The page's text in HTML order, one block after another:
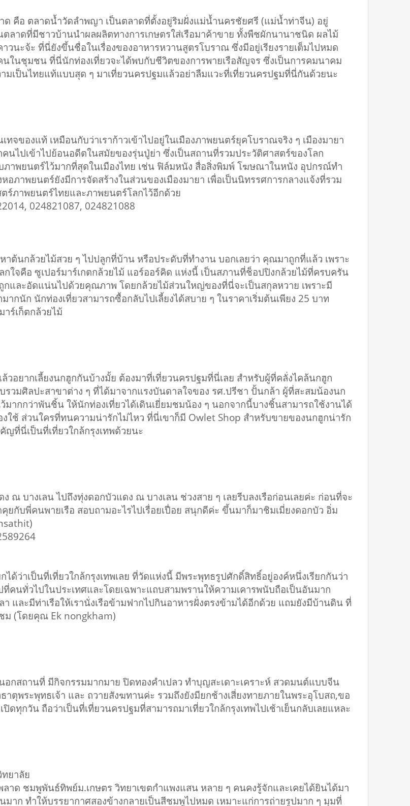
ด คือ ตลาดน้ำวัดลำพญา เป็นตลาดที่ตั้งอยู่ริมฝั่งแม่น้ำนครชัยศรี (แม่น้ำท่าจีน) อยู่
ลาดที่มีชาวบ้านนำผลผลิตทางการเกษตรใส่เรือมาค้าขาย ทั้งพืชผักนานาชนิด ผลไม้
วนะจ้ะ ที่นี่ยังขึ้นชื่อในเรื่องของอาหารหวานสูตรโบราณ ซึ่งมีอยู่เรียงรายเต็มไปหมด
นในชุมชน ที่นี่นักท่องเที่ยวจะได้พบกับชีวิตของการพายเรือสัญจร ซึ่งเป็นการคมนาคม
มเป็นไทยแท้แบบสุด ๆ มาเที่ยวนครปฐมแล้วอย่าลืมแวะที่เที่ยวนครปฐมที่นี่กันด้วยนะ
จของแท้ เหมือนกับว่าเราก้าวเข้าไปอยู่ในเมืองภาพยนตร์ยุคโบราณจริง ๆ เมืองมายา
นไปเข้าไปย้อนอดีตในสมัยของรุ่นปู่ย่า ซึ่งเป็นสถานที่รวมประวัติศาสตร์ของโลก
ภาพยนตร์ไว้มากที่สุดในเมืองไทย เช่น ฟิล์มหนัง สื่อสิ่งพิมพ์ โฆษณาในหนัง อุปกรณ์ทำ
อภาพยนตร์ยังมีการจัดสร้างในส่วนของเมืองมายา เพื่อเป็นนิทรรศการกลางแจ้งที่รวม
ร์ภาพยนตร์ไทยและภาพยนตร์โลกไว้อีกด้วย
024821087, 024821088
าต้นกล้วยไม้สวย ๆ ไปปลูกที่บ้าน หรือประดับที่ทำงาน บอกเลยว่า คุณมาถูกที่แล้ว เพราะ
ใจคือ ซูเปอร์มาร์เกตกล้วยไม้ แอร์ออร์คิด แห่งนี้ เป็นสภานที่ช็อปปิงกล้วยไม้ที่ครบครัน
กและอัดแน่นไปด้วยคุณภาพ โดยกล้วยไม้ส่วนใหญ่ของที่นี่จะเป็นสกุลหวาย เพราะมี
กนัก นักท่องเที่ยวสามารถซื้อกลับไปเลี้ยงได้สบาย ๆ ในราคาเริ่มต้นเพียง 25 บาท
าร์เก็ตกล้วยไม้
ล้วอยากเลี้ยงนกฮูกกันบ้างมั้ย ต้องมาที่เที่ยวนครปฐมที่นี่เลย สำหรับผู้ที่คลั่งไคล้นกฮูก
วมศิลปะสาขาต่าง ๆ ที่ได้มาจากแรงบันดาลใจของ รศ.ปรีชา ปั้นกล้า ผู้ที่สะสมน้องนก
มากกว่าพันชิ้น ให้นักท่องเที่ยวได้เดินเยี่ยมชมน้อง ๆ นอกจากนี้บางชิ้นสามารถใช้งานได้
ใช้ ส่วนใครที่ทนความน่ารักไม่ไหว ที่นี่เขาก็มี Owlet Shop สำหรับขายของนกฮูกน่ารัก
ที่นี่เป็นที่เที่ยวใกล้กรุงเทพด้วยนะ
ณ บางเลน ไปถึงทุ่งดอกบัวแดง​ ณ​ บางเลน ช่วงสาย​ ๆ​ เลยรีบลงเรือก่อนเลยค่ะ​ ก่อนที่จะ
ยกับพี่คนพายเรือ​ สอบถาม​อะไรไปเรื่อยเปื่อย​ สนุก​ดีค่ะ​ ขึ้นมาก็มาชิมเมี่ยงดอกบัว​ อิ่ม​
ได้ว่าเป็นที่เที่ยวใกล้กรุงเทพเลย ที่วัดแห่งนี้ มีพระพุทธรูปศักดิ์สิทธิ์อยู่องค์หนึ่งเรียกกันว่า
คนทั่วไปในประเทศและโดยเฉพาะแถบสามพรานให้ความเคารพนับถือเป็นอันมาก
และมีท่าเรือให้เรานั่งเรือข้ามฟากไปกินอาหารฝั่งตรงข้ามได้อีกด้วย แถมยังมีบ้านดิน ที่
ม (โดยคุณ Ek nongkham)
กสถานที่ มีกิจกรรมมากมาย ปิดทองคำเปลว ทำบุญสะเดาะเคราะห์ สวดมนต์แบบจีน
าตุพระพุทธเจ้า และ ถวายสังฆทานค่ะ รวมถึงยังมียกช้างเสี่ยงทายภายในพระอุโบสถ,ขอ
ดทุกวัน ถือว่าเป็นที่เที่ยวนครปฐมที่สามารถมาเที่ยวใกล้กรุงเทพไปเช้าเย็นกลับเลยแหละ
ยาลัย
าด ชมพูพันธ์ทิพย์ม.เกษตร วิทยาเขตกำแพงแสน หลาย ๆ คนคงรู้จักและเคยได้ยินได้มา
ก ทำให้บรรยากาศสองข้างกลายเป็นสีชมพูไปหมด เหมาะแก่การถ่ายรูปมาก ๆ มุมที่